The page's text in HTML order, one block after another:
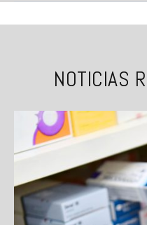
NOTICIAS